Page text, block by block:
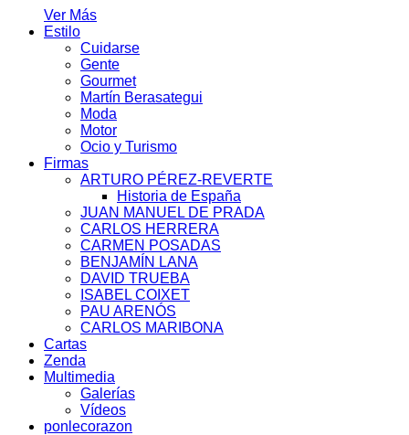
Ver Más
Estilo
Cuidarse
Gente
Gourmet
Martín Berasategui
Moda
Motor
Ocio y Turismo
Firmas
ARTURO PÉREZ-REVERTE
Historia de España
JUAN MANUEL DE PRADA
CARLOS HERRERA
CARMEN POSADAS
BENJAMÍN LANA
DAVID TRUEBA
ISABEL COIXET
PAU ARENÓS
CARLOS MARIBONA
Cartas
Zenda
Multimedia
Galerías
Vídeos
ponlecorazon